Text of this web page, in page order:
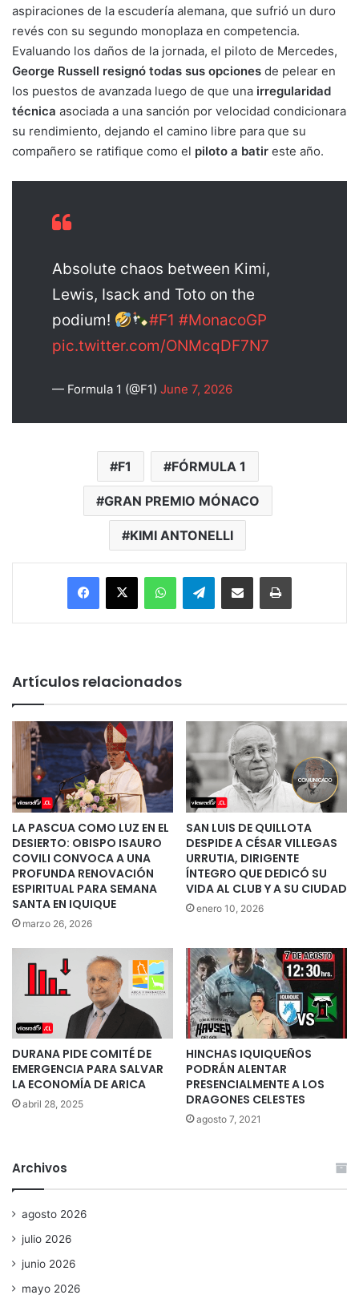
aspiraciones de la escudería alemana, que sufrió un duro
revés con su segundo monoplaza en competencia.
Evaluando los daños de la jornada, el piloto de Mercedes,
George Russell resignó todas sus opciones de pelear en
los puestos de avanzada luego de que una irregularidad
técnica asociada a una sanción por velocidad condicionara
su rendimiento, dejando el camino libre para que su
compañero se ratifique como el piloto a batir este año.
Absolute chaos between Kimi,
Lewis, Isack and Toto on the
podium!
#F1 #MonacoGP
pic.twitter.com/ONMcqDF7N7
— Formula 1 (@F1) June 7, 2026
F1 FÓRMULA 1
GRAN PREMIO MÓNACO
KIMI ANTONELLI
Facebook
X WhatsAppTelegramEnviar vía email Imprimir
Artículos relacionados
LA PASCUA COMO LUZ EN EL
DESIERTO: OBISPO ISAURO
COVILI CONVOCA A UNA
PROFUNDA RENOVACIÓN
ESPIRITUAL PARA SEMANA
SANTA EN IQUIQUE
marzo 26, 2026
SAN LUIS DE QUILLOTA
DESPIDE A CÉSAR VILLEGAS
URRUTIA, DIRIGENTE
ÍNTEGRO QUE DEDICÓ SU
VIDA AL CLUB Y A SU CIUDAD
enero 10, 2026
DURANA PIDE COMITÉ DE
EMERGENCIA PARA SALVAR
LA ECONOMÍA DE ARICA
abril 28, 2025
HINCHAS IQUIQUEÑOS
PODRÁN ALENTAR
PRESENCIALMENTE A LOS
DRAGONES CELESTES
agosto 7, 2021
Archivos
agosto 2026
julio 2026
junio 2026
mayo 2026